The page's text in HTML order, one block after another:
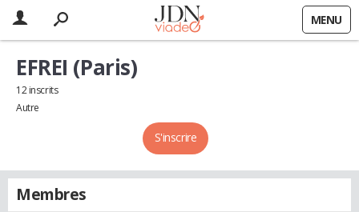
MENU
S'inscrire
EFREI (Paris)
12 inscrits
Autre
Membres